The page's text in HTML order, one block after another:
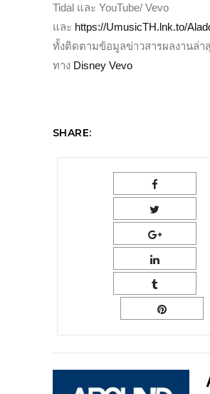
Tidal และ YouTube/ Vevo
และ https://UmusicTH.lnk.to/
ทั้งติดตามข้อมูลข่าวสารผลงานล่า
ทาง Disney Vevo
SHARE: